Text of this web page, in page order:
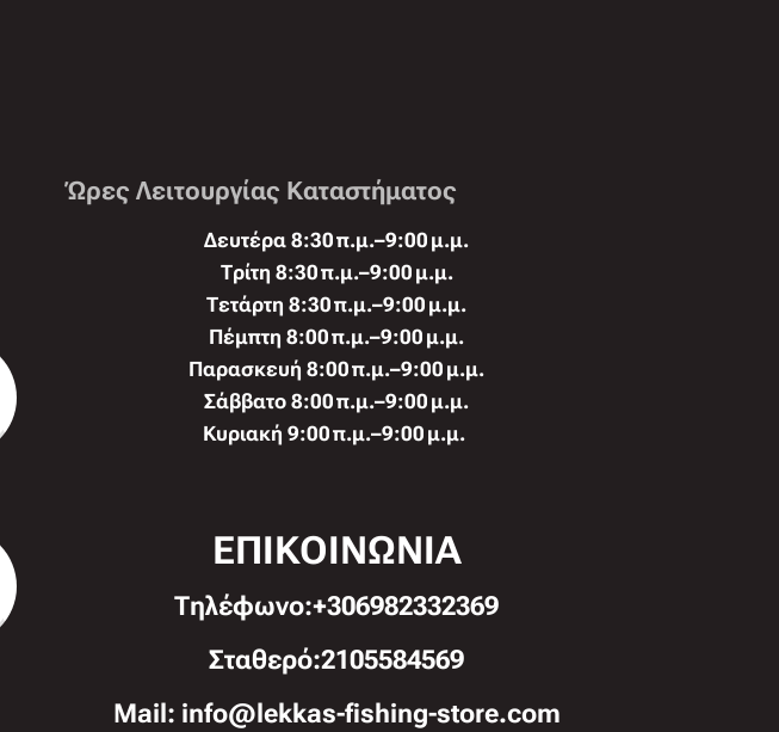
Ώρες Λειτουργίας Καταστήματος
Δευτέρα 8:30 π.μ.–9:00 μ.μ.
Τρίτη 8:30 π.μ.–9:00 μ.μ.
Τετάρτη 8:30 π.μ.–9:00 μ.μ.
Πέμπτη 8:00 π.μ.–9:00 μ.μ.
Παρασκευή 8:00 π.μ.–9:00 μ.μ.
Σάββατο 8:00 π.μ.–9:00 μ.μ.
Κυριακή 9:00 π.μ.–9:00 μ.μ.
ΕΠΙΚΟΙΝΩΝΙΑ
Τηλέφωνo:+306982332369
Σταθερό:2105584569
Mail: info@lekkas-fishing-store.com